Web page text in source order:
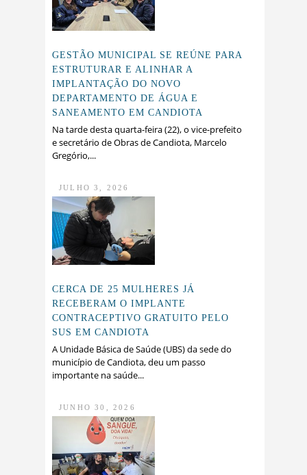
GESTÃO MUNICIPAL SE REÚNE PARA
ESTRUTURAR E ALINHAR A
IMPLANTAÇÃO DO NOVO
DEPARTAMENTO DE ÁGUA E
SANEAMENTO EM CANDIOTA
Na tarde desta quarta-feira (22), o vice-prefeito
e secretário de Obras de Candiota, Marcelo
Gregório,...
JULHO 3, 2026
CERCA DE 25 MULHERES JÁ
RECEBERAM O IMPLANTE
CONTRACEPTIVO GRATUITO PELO
SUS EM CANDIOTA
A Unidade Básica de Saúde (UBS) da sede do
município de Candiota, deu um passo
importante na saúde...
JUNHO 30, 2026